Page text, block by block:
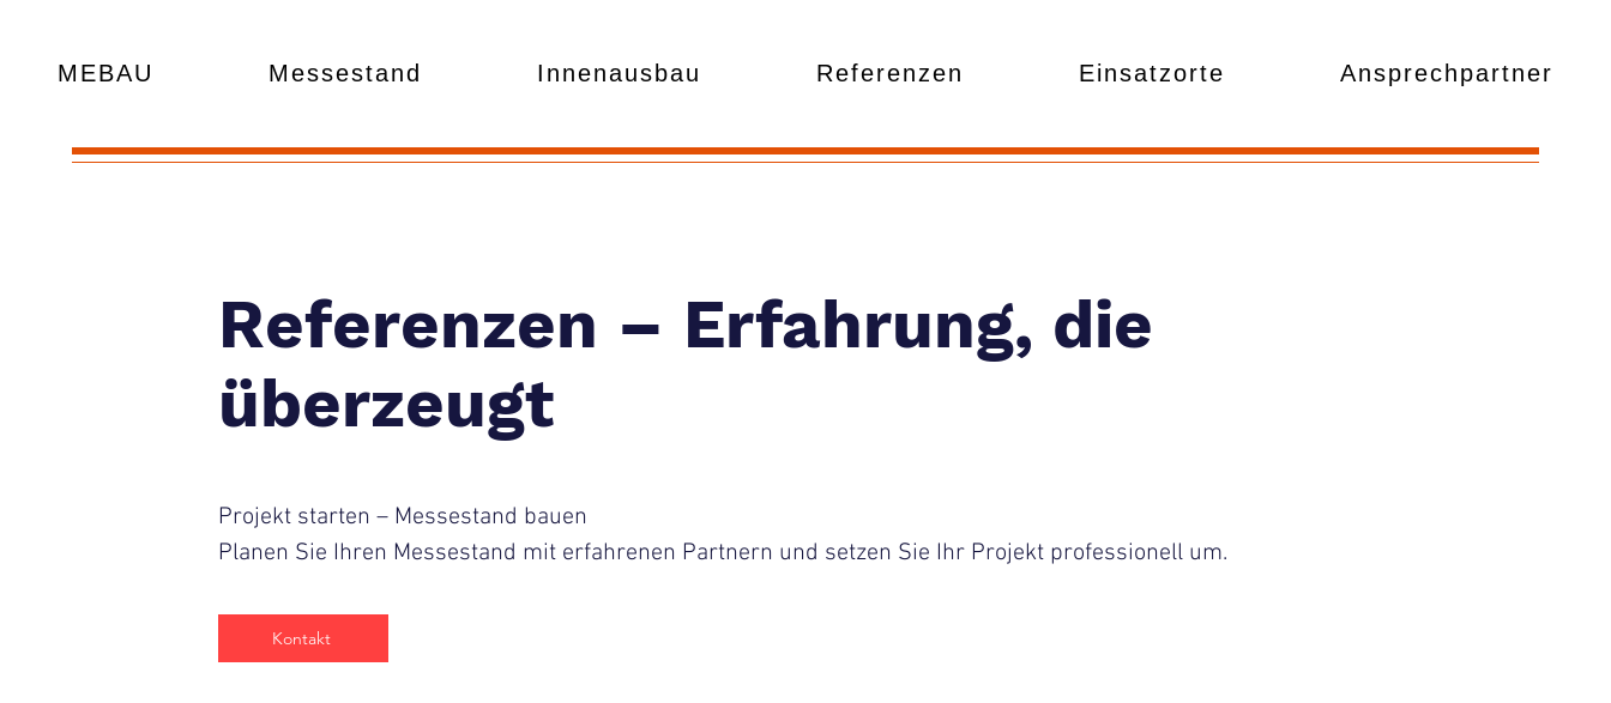
MEBAU Messestand Innenausbau Referenzen Einsatzorte Ansprechpartner
Referenzen – Erfahrung, die
überzeugt
Projekt starten – Messestand bauen
Planen Sie Ihren Messestand mit erfahrenen Partnern und setzen Sie Ihr Projekt professionell um.
Kontakt